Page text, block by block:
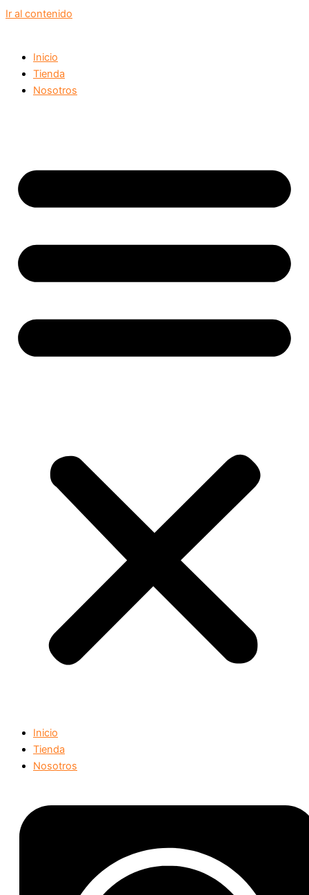
Ir al contenido
Inicio
Tienda
Nosotros
Inicio
Tienda
Nosotros